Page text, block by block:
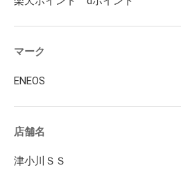
マーク
ENEOS
店舗名
津小川ＳＳ